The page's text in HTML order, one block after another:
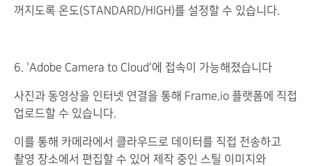
꺼지도록 온도(STANDARD/HIGH)를 설정할 수 있습니다.
6. 'Adobe Camera to Cloud'에 접속이 가능해졌습니다
사진과 동영상을 인터넷 연결을 통해 Frame.io 플랫폼에 직접
업로드할 수 있습니다.
이를 통해 카메라에서 클라우드로 데이터를 직접 전송하고
촬영 장소에서 편집할 수 있어 제작 중인 스틸 이미지와